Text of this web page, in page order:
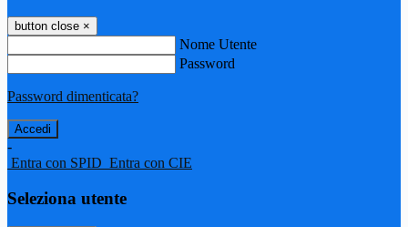
button close ×
Nome Utente
Password
Password dimenticata?
-
Entra con SPID Entra con CIE
Seleziona utente